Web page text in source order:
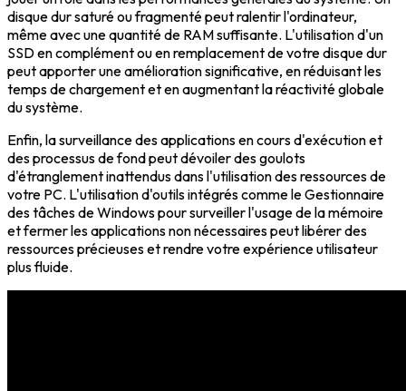
disque dur saturé ou fragmenté peut ralentir l'ordinateur,
même avec une quantité de RAM suffisante. L'utilisation d'un
SSD en complément ou en remplacement de votre disque dur
peut apporter une amélioration significative, en réduisant les
temps de chargement et en augmentant la réactivité globale
du système.
Enfin, la surveillance des applications en cours d'exécution et
des processus de fond peut dévoiler des goulots
d'étranglement inattendus dans l'utilisation des ressources de
votre PC. L'utilisation d'outils intégrés comme le Gestionnaire
des tâches de Windows pour surveiller l'usage de la mémoire
et fermer les applications non nécessaires peut libérer des
ressources précieuses et rendre votre expérience utilisateur
plus fluide.